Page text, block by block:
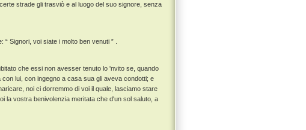
strade gli trasviò e al luogo del suo signore, senza
Signori, voi siate i molto ben venuti ” .
che essi non avesser tenuto lo 'nvito se, quando
lui, con ingegno a casa sua gli aveva condotti; e
noi ci dorremmo di voi il quale, lasciamo stare
la vostra benivolenzia meritata che d'un sol saluto, a